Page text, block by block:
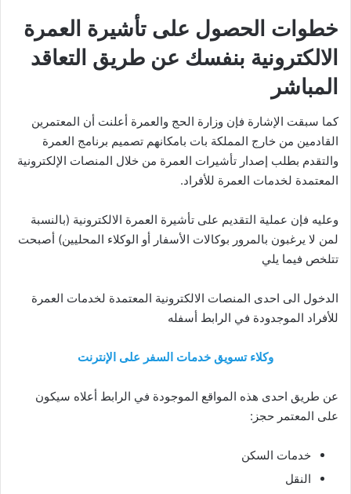
خطوات الحصول على تأشيرة العمرة
الالكترونية بنفسك عن طريق التعاقد
المباشر
كما سبقت الإشارة فإن وزارة الحج والعمرة أعلنت أن المعتمرين
القادمين من خارج المملكة بات بامكانهم تصميم برنامج العمرة
والتقدم بطلب إصدار تأشيرات العمرة من خلال المنصات الإلكترونية
المعتمدة لخدمات العمرة للأفراد.
وعليه فإن عملية التقديم على تأشيرة العمرة الالكترونية (بالنسبة
لمن لا يرغبون بالمرور بوكالات الأسفار أو الوكلاء المحليين) أصبحت
تتلخص فيما يلي
الدخول الى احدى المنصات الالكترونية المعتمدة لخدمات العمرة
للأفراد الموجدودة في الرابط أسفله
وكلاء تسويق خدمات السفر على الإنترنت
عن طريق احدى هذه المواقع الموجودة في الرابط أعلاه سيكون
على المعتمر حجز:
خدمات السكن
النقل